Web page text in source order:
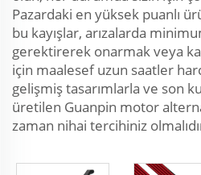
Pazardaki en yüksek puanlı
bu kayışlar, arızalarda
gerektirerek onarmak veya
için maalesef uzun saatler
gelişmiş tasarımlarla ve son
üretilen Guanpin motor
zaman nihai tercihiniz